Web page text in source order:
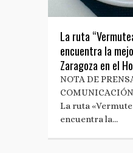
La ruta
encuentra la
Zaragoza en el
NOTA DE
La ruta
encuentra la…